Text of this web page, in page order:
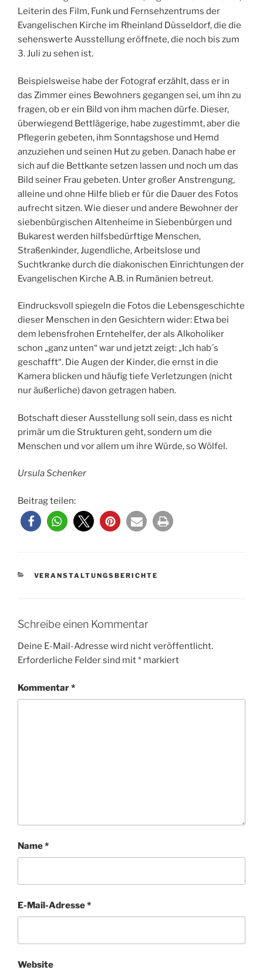
Leiterin des Film, Funk und Fernsehzentrums der
Evangelischen Kirche im Rheinland Düsseldorf, die die
sehenswerte Ausstellung eröffnete, die noch bis zum
3. Juli zu sehen ist.
Beispielsweise habe der Fotograf erzählt, dass er in
das Zimmer eines Bewohners gegangen sei, um ihn zu
fragen, ob er ein Bild von ihm machen dürfe. Dieser,
überwiegend Bettlägerige, habe zugestimmt, aber die
Pflegerin gebeten, ihm Sonntagshose und Hemd
anzuziehen und seinen Hut zu geben. Danach habe er
sich auf die Bettkante setzen lassen und noch um das
Bild seiner Frau gebeten. Unter großer Anstrengung,
alleine und ohne Hilfe blieb er für die Dauer des Fotos
aufrecht sitzen. Wie dieser und andere Bewohner der
siebenbürgischen Altenheime in Siebenbürgen und
Bukarest werden hilfsbedürftige Menschen,
Straßenkinder, Jugendliche, Arbeitslose und
Suchtkranke durch die diakonischen Einrichtungen der
Evangelischen Kirche A.B. in Rumänien betreut.
Eindrucksvoll spiegeln die Fotos die Lebensgeschichte
dieser Menschen in den Gesichtern wider: Etwa bei
dem lebensfrohen Erntehelfer, der als Alkoholiker
schon „ganz unten“ war und jetzt zeigt: „Ich hab´s
geschafft“. Die Augen der Kinder, die ernst in die
Kamera blicken und häufig tiefe Verletzungen (nicht
nur äußerliche) davon getragen haben.
Botschaft dieser Ausstellung soll sein, dass es nicht
primär um die Strukturen geht, sondern um die
Menschen und vor allem um ihre Würde, so Wölfel.
Ursula Schenker
Beitrag teilen:
KATEGORIEN
VERANSTALTUNGSBERICHTE
Schreibe einen Kommentar
Deine E-Mail-Adresse wird nicht veröffentlicht.
Erforderliche Felder sind mit* markiert
Kommentar*
Name*
E-Mail-Adresse*
Website